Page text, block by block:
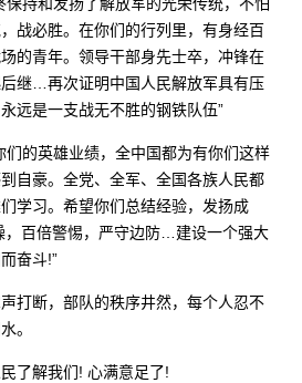
保持和发扬了解放军的光荣传统，不怕
战必胜。在你们的行列里，有身经百
的青年。领导干部身先士卒，冲锋在
继…再次证明中国人民解放军具有压
远是一支战无不胜的钢铁队伍”
们的英雄业绩，全中国都为有你们这样
自豪。全党、全军、全国各族人民都
学习。希望你们总结经验，发扬成
，百倍警惕，严守边防…建设一个强大
奋斗!”
打断，部队的秩序井然，每个人忍不
。
了解我们! 心满意足了!